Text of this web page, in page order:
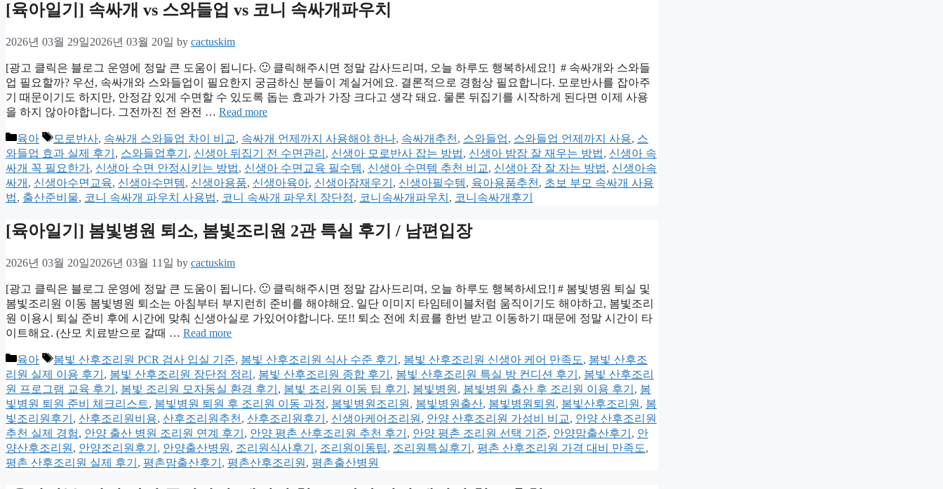
[육아일기] 속싸개 vs 스와들업 vs 코니 속싸개파우치
2026년 03월 29일2026년 03월 20일 by cactuskim
[광고 클릭은 블로그 운영에 정말 큰 도움이 됩니다. 🙂 클릭해주시면 정말 감사드리며, 오늘 하루도 행복하세요!] # 속싸개와 스와들
업 필요할까? 우선, 속싸개와 스와들업이 필요한지 궁금하신 분들이 계실거에요. 결론적으로 경험상 필요합니다. 모로반사를 잡아주
기 때문이기도 하지만, 안정감 있게 수면할 수 있도록 돕는 효과가 가장 크다고 생각 돼요. 물론 뒤집기를 시작하게 된다면 이제 사용
을 하지 않아야합니다. 그전까진 전 완전 … Read more
Categories
육아 Tags
모로반사, 속싸개 스와들업 차이 비교, 속싸개 언제까지 사용해야 하나, 속싸개추천 , 스와들업, 스와들업 언제까지 사용, 스
와들업 효과 실제 후기 , 스와들업후기 , 신생아 뒤집기 전 수면관리 , 신생아 모로반사 잡는 방법, 신생아 밤잠 잘 재우는 방법, 신생아 속
싸개 꼭 필요한가, 신생아 수면 안정시키는 방법, 신생아 수면교육 필수템, 신생아 수면템 추천 비교, 신생아 잠 잘 자는 방법, 신생아속
싸개 , 신생아수면교육, 신생아수면템, 신생아용품, 신생아육아, 신생아잠재우기 , 신생아필수템, 육아용품추천 , 초보 부모 속싸개 사용
법, 출산준비물, 코니 속싸개 파우치 사용법, 코니 속싸개 파우치 장단점, 코니속싸개파우치 , 코니속싸개후기
[육아일기] 봄빛병원 퇴소, 봄빛조리원 2관 특실 후기 / 남편입장
2026년 03월 20일2026년 03월 11일 by cactuskim
[광고 클릭은 블로그 운영에 정말 큰 도움이 됩니다. 🙂 클릭해주시면 정말 감사드리며, 오늘 하루도 행복하세요!] # 봄빛병원 퇴실 및
봄빛조리원 이동 봄빛병원 퇴소는 아침부터 부지런히 준비를 해야해요. 일단 이미지 타임테이블처럼 움직이기도 해야하고, 봄빛조리
원 이용시 퇴실 준비 후에 시간에 맞춰 신생아실로 가있어야합니다. 또!! 퇴소 전에 치료를 한번 받고 이동하기 때문에 정말 시간이 타
이트해요. (산모 치료받으로 갈때 … Read more
Categories
육아 Tags
봄빛 산후조리원 PCR 검사 입실 기준, 봄빛 산후조리원 식사 수준 후기 , 봄빛 산후조리원 신생아 케어 만족도, 봄빛 산후조
리원 실제 이용 후기 , 봄빛 산후조리원 장단점 정리 , 봄빛 산후조리원 종합 후기 , 봄빛 산후조리원 특실 방 컨디션 후기 , 봄빛 산후조리
원 프로그램 교육 후기 , 봄빛 조리원 모자동실 환경 후기 , 봄빛 조리원 이동 팁 후기 , 봄빛병원 , 봄빛병원 출산 후 조리원 이용 후기 , 봄
빛병원 퇴원 준비 체크리스트, 봄빛병원 퇴원 후 조리원 이동 과정, 봄빛병원조리원 , 봄빛병원출산, 봄빛병원퇴원 , 봄빛산후조리원 , 봄
빛조리원후기 , 산후조리원비용, 산후조리원추천 , 산후조리원후기 , 신생아케어조리원 , 안양 산후조리원 가성비 비교, 안양 산후조리원
추천 실제 경험, 안양 출산 병원 조리원 연계 후기 , 안양 평촌 산후조리원 추천 후기 , 안양 평촌 조리원 선택 기준, 안양맘출산후기 , 안
양산후조리원 , 안양조리원후기 , 안양출산병원 , 조리원식사후기 , 조리원이동팁, 조리원특실후기 , 평촌 산후조리원 가격 대비 만족도,
평촌 산후조리원 실제 후기 , 평촌맘출산후기 , 평촌산후조리원 , 평촌출산병원